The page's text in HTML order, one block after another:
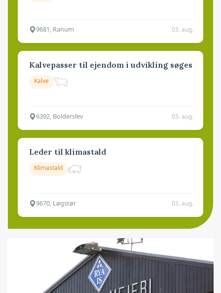
9681, Ranum 03. aug.
Kalvepasser til ejendom i udvikling søges
Kalve
6392, Bolderslev 03. aug.
Leder til klimastald
Klimastald
9670, Løgstør 03. aug.